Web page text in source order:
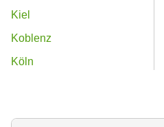
Kiel
Koblenz
Köln